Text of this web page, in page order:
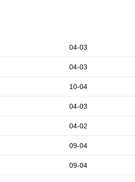
04-03
04-03
10-04
04-03
04-02
09-04
09-04